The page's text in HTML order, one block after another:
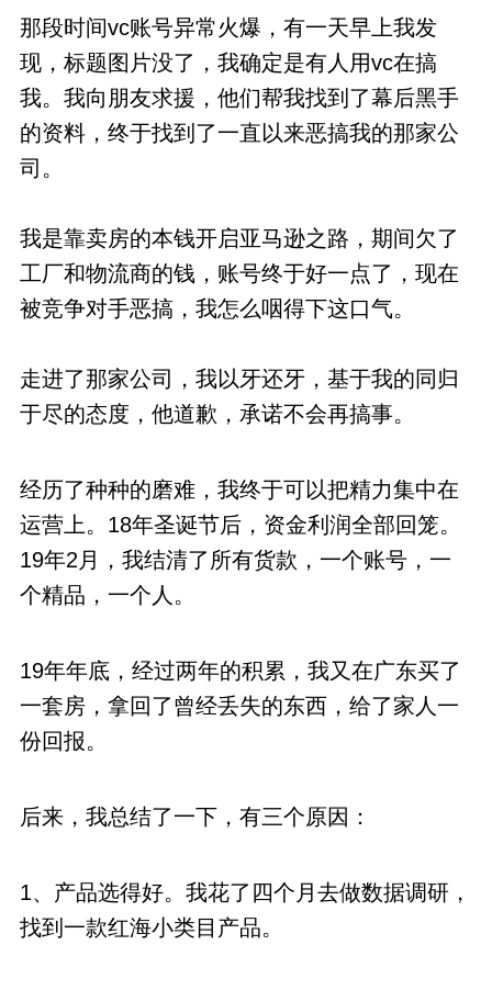
那段时间vc账号异常火爆，有一天早上我发
现，标题图片没了，我确定是有人用vc在搞
我。我向朋友求援，他们帮我找到了幕后黑手
的资料，终于找到了一直以来恶搞我的那家公
司。
我是靠卖房的本钱开启亚马逊之路，期间欠了
工厂和物流商的钱，账号终于好一点了，现在
被竞争对手恶搞，我怎么咽得下这口气。
走进了那家公司，我以牙还牙，基于我的同归
于尽的态度，他道歉，承诺不会再搞事。
经历了种种的磨难，我终于可以把精力集中在
运营上。18年圣诞节后，资金利润全部回笼。
19年2月，我结清了所有货款，一个账号，一
个精品，一个人。
19年年底，经过两年的积累，我又在广东买了
一套房，拿回了曾经丢失的东西，给了家人一
份回报。
后来，我总结了一下，有三个原因：
1、产品选得好。我花了四个月去做数据调研，
找到一款红海小类目产品。